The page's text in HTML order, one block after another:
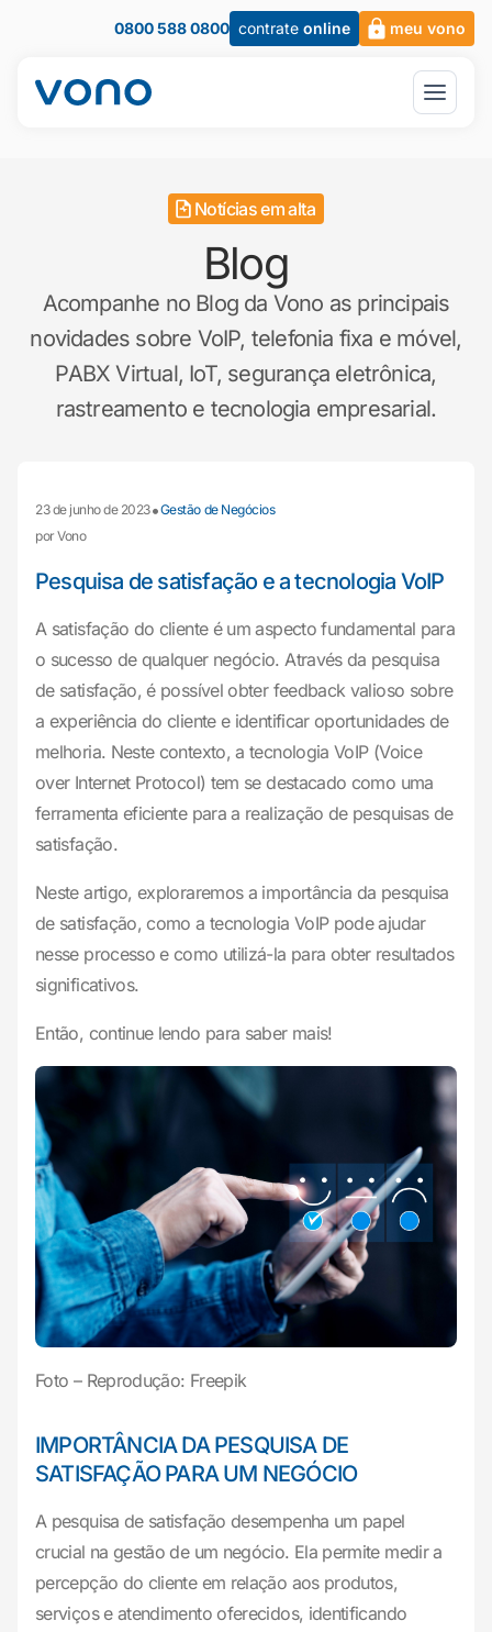
0800 588 0800 contrate online meu vono
Notícias em alta
Blog
Acompanhe no Blog da Vono as principais
novidades sobre VoIP, telefonia fixa e móvel,
PABX Virtual, IoT, segurança eletrônica,
rastreamento e tecnologia empresarial.
23 de junho de 2023•Gestão de Negócios
por Vono
Pesquisa de satisfação e a tecnologia VoIP
A satisfação do cliente é um aspecto fundamental para
o sucesso de qualquer negócio. Através da pesquisa
de satisfação, é possível obter feedback valioso sobre
a experiência do cliente e identificar oportunidades de
melhoria. Neste contexto, a tecnologia VoIP (Voice
over Internet Protocol) tem se destacado como uma
ferramenta eficiente para a realização de pesquisas de
satisfação.
Neste artigo, exploraremos a importância da pesquisa
de satisfação, como a tecnologia VoIP pode ajudar
nesse processo e como utilizá-la para obter resultados
significativos.
Então, continue lendo para saber mais!
Foto – Reprodução: Freepik
IMPORTÂNCIA DA PESQUISA DE
SATISFAÇÃO PARA UM NEGÓCIO
A pesquisa de satisfação desempenha um papel
crucial na gestão de um negócio. Ela permite medir a
percepção do cliente em relação aos produtos,
serviços e atendimento oferecidos, identificando